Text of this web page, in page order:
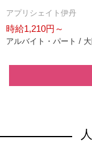
アプリシェイト伊丹
時給1,210円～
アルバイト・パート /